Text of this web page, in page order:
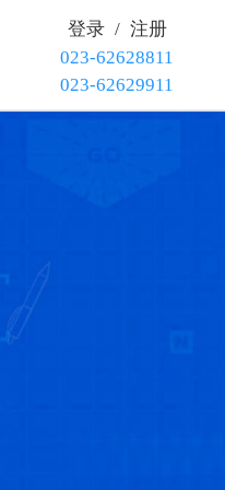
登录 / 注册
023-62628811
023-62629911